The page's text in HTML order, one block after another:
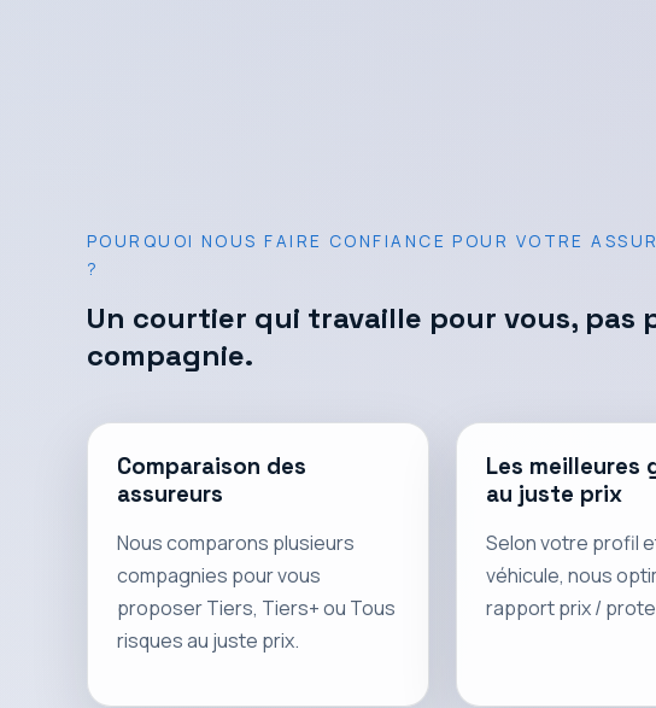
POURQUOI NOUS FAIRE CONFIANCE POUR VOTRE
?
Un courtier qui travaille pour vous, pas
compagnie.
Comparaison des
assureurs
Nous comparons plusieurs
compagnies pour vous
proposer Tiers, Tiers+ ou Tous
risques au juste prix.
Les meilleures
au juste prix
Selon votre profil
véhicule, nous
rapport prix /